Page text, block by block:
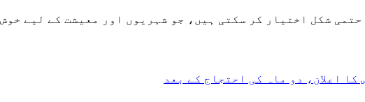
شکل اختیار کر سکتی ہیں، جو شہریوں اور معیشت کے لیے